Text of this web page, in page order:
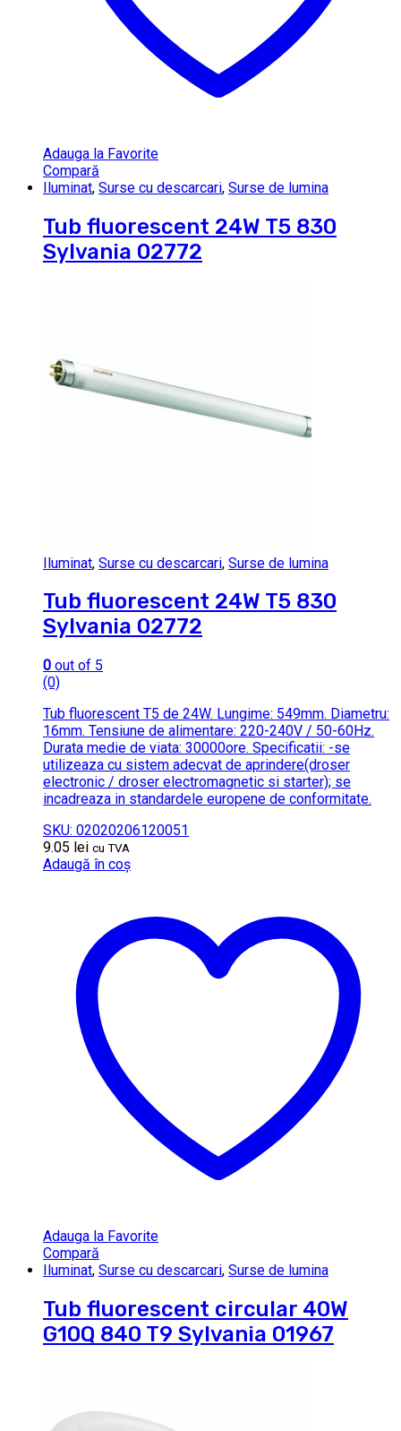
Adauga la Favorite
Compară
Iluminat, Surse cu descarcari, Surse de lumina
Tub fluorescent 24W T5 830
Sylvania 02772
Iluminat, Surse cu descarcari, Surse de lumina
Tub fluorescent 24W T5 830
Sylvania 02772
0 out of 5
(0)
Tub fluorescent T5 de 24W. Lungime: 549mm. Diametru:
16mm. Tensiune de alimentare: 220-240V / 50-60Hz.
Durata medie de viata: 30000ore. Specificatii: -se
utilizeaza cu sistem adecvat de aprindere(droser
electronic / droser electromagnetic si starter); se
incadreaza in standardele europene de conformitate.
SKU: 02020206120051
9.05 lei cu TVA
Adaugă în coș
Adauga la Favorite
Compară
Iluminat, Surse cu descarcari, Surse de lumina
Tub fluorescent circular 40W
G10Q 840 T9 Sylvania 01967